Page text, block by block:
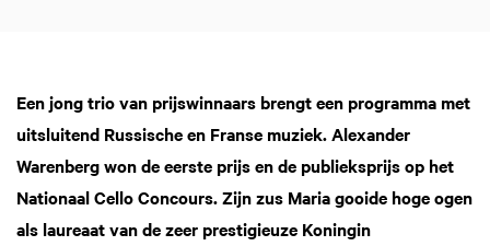
Een jong trio van prijswinnaars brengt een programma met
uitsluitend Russische en Franse muziek. Alexander
Warenberg won de eerste prijs en de publieksprijs op het
Nationaal Cello Concours. Zijn zus Maria gooide hoge ogen
als laureaat van de zeer prestigieuze Koningin